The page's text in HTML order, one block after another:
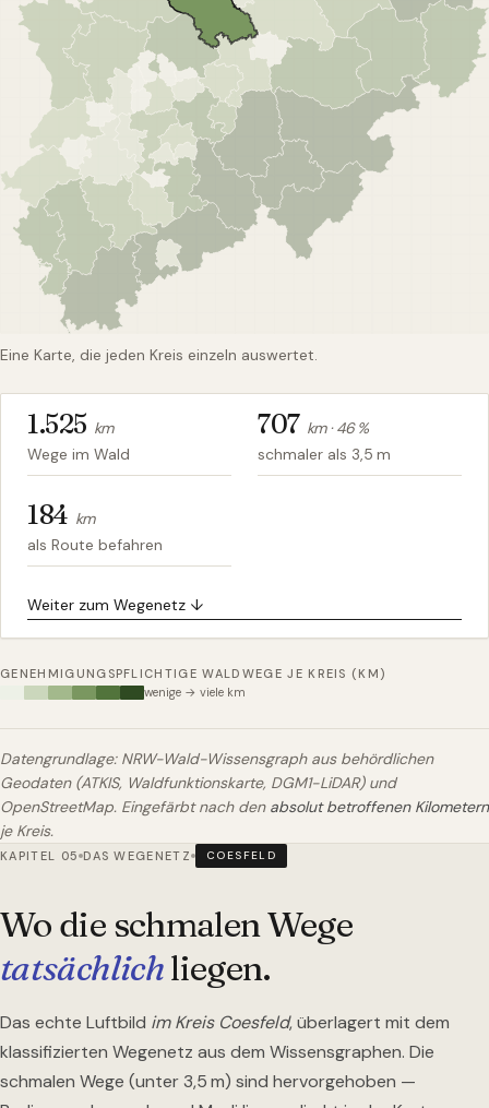
Eine Karte, die jeden Kreis einzeln auswertet.
1.525 km
Wege im Wald
707 km ·46%
schmaler als 3,5 m
184 km
als Route befahren
Weiter zum Wegenetz ↓
GENEHMIGUNGSPFLICHTIGE WALDWEGE JE KREIS (KM)
wenige → viele km
Datengrundlage: NRW-Wald-Wissensgraph aus behördlichen
Geodaten (ATKIS, Waldfunktionskarte, DGM1-LiDAR) und
OpenStreetMap. Eingefärbt nach den absolut betroffenen Kilometern
je Kreis.
KAPITEL 05 DAS WEGENETZ COESFELD
Wo die schmalen Wege
tatsächlichliegen.
Das echte Luftbild im Kreis Coesfeld, überlagert mit dem
klassifizierten Wegenetz aus dem Wissensgraphen. Die
schmalen Wege (unter 3,5 m) sind hervorgehoben —